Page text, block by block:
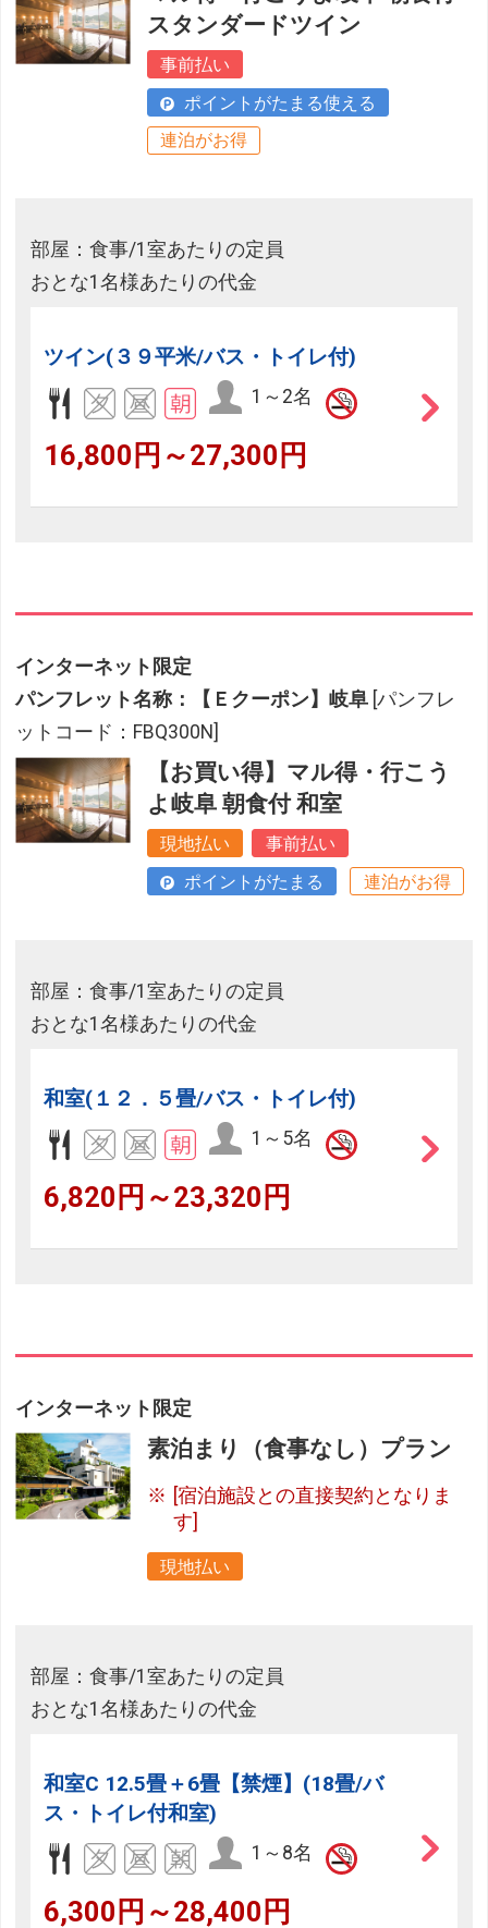
スタンダードツイン
事前払い
ポイントがたまる使える
連泊がお得
部屋：食事/1室あたりの定員
おとな1名様あたりの代金
ツイン(３９平米/バス・トイレ付)
1～2名
16,800円～27,300円
インターネット限定
パンフレット名称：【Ｅクーポン】岐阜 [パンフレ
ットコード：FBQ300N]
【お買い得】マル得・行こう
よ岐阜 朝食付 和室
現地払い
事前払い
ポイントがたまる
連泊がお得
部屋：食事/1室あたりの定員
おとな1名様あたりの代金
和室(１２．５畳/バス・トイレ付)
1～5名
6,820円～23,320円
インターネット限定
素泊まり（食事なし）プラン
[宿泊施設との直接契約となりま
す]
現地払い
部屋：食事/1室あたりの定員
おとな1名様あたりの代金
和室C 12.5畳＋6畳【禁煙】(18畳/バ
ス・トイレ付和室)
1～8名
6,300円～28,400円